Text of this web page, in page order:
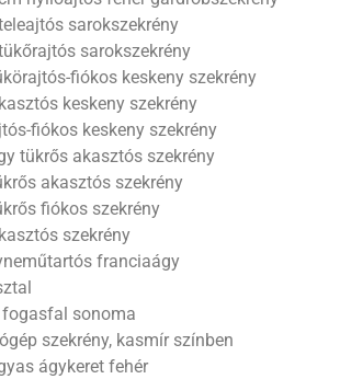
sarokszekrény
sarokszekrény
fiókos keskeny szekrény
keskeny szekrény
fiókos keskeny szekrény
tükrős akasztós szekrény
akasztós szekrény
fiókos szekrény
szekrény
franciaágy
fogasfal sonoma
szekrény, kasmír színben
ágykeret fehér